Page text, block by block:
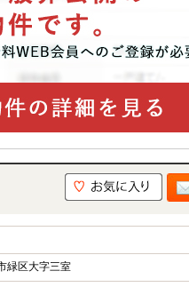
緑区大字三室